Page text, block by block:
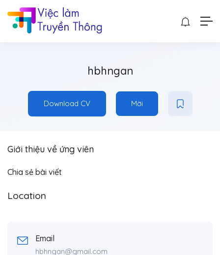
hbhngan
Download CV Mời
Giới thiệu về ứng viên
Chia sẻ bài viết
Location
Email
hbhngan@gmail.com